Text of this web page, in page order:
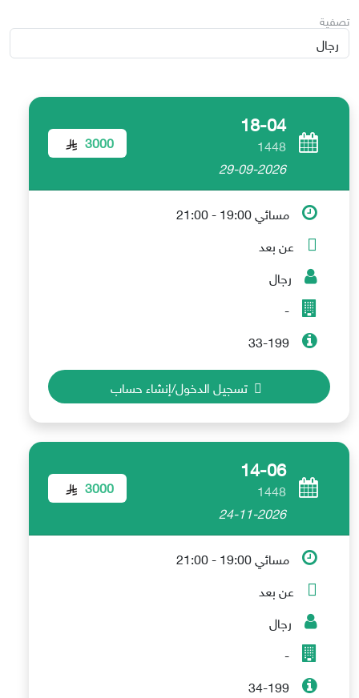
تصفية
18-04
1448
29-09-2026
3000
مسائي 19:00 - 21:00
عن بعد
رجال
-
33-199
تسجيل الدخول/إنشاء حساب
14-06
1448
24-11-2026
3000
مسائي 19:00 - 21:00
عن بعد
رجال
-
34-199